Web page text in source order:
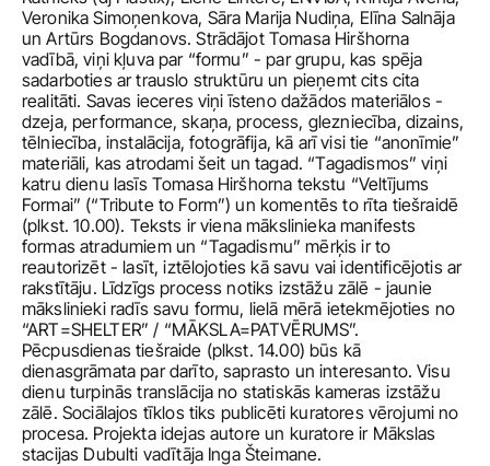
Veronika Simoņenkova, Sāra Marija Nudiņa, Elīna Salnāja
un Artūrs Bogdanovs. Strādājot Tomasa Hiršhorna
vadībā, viņi kļuva par “formu” - par grupu, kas spēja
sadarboties ar trauslo struktūru un pieņemt cits cita
realitāti. Savas ieceres viņi īsteno dažādos materiālos -
dzeja, performance, skaņa, process, glezniecība, dizains,
tēlniecība, instalācija, fotogrāfija, kā arī visi tie “anonīmie”
materiāli, kas atrodami šeit un tagad. “Tagadismos” viņi
katru dienu lasīs Tomasa Hiršhorna tekstu “Veltījums
Formai” (“Tribute to Form”) un komentēs to rīta tiešraidē
(plkst. 10.00). Teksts ir viena mākslinieka manifests
formas atradumiem un “Tagadismu” mērķis ir to
reautorizēt - lasīt, iztēlojoties kā savu vai identificējotis ar
rakstītāju. Līdzīgs process notiks izstāžu zālē - jaunie
mākslinieki radīs savu formu, lielā mērā ietekmējoties no
“ART=SHELTER” / “MĀKSLA=PATVĒRUMS”.
Pēcpusdienas tiešraide (plkst. 14.00) būs kā
dienasgrāmata par darīto, saprasto un interesanto. Visu
dienu turpinās translācija no statiskās kameras izstāžu
zālē. Sociālajos tīklos tiks publicēti kuratores vērojumi no
procesa. Projekta idejas autore un kuratore ir Mākslas
stacijas Dubulti vadītāja Inga Šteimane.